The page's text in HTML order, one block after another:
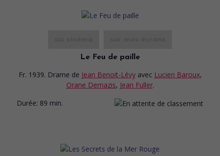
Le Feu de paille
Fr. 1939. Drame de Jean Benoit-Lévy avec Lucien Baroux,
Orane Demazis, Jean Fuller.
Durée: 89 min.